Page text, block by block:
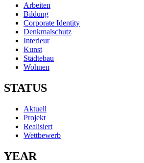
Arbeiten
Bildung
Corporate Identity
Denkmalschutz
Interieur
Kunst
Städtebau
Wohnen
STATUS
Aktuell
Projekt
Realisiert
Wettbewerb
YEAR